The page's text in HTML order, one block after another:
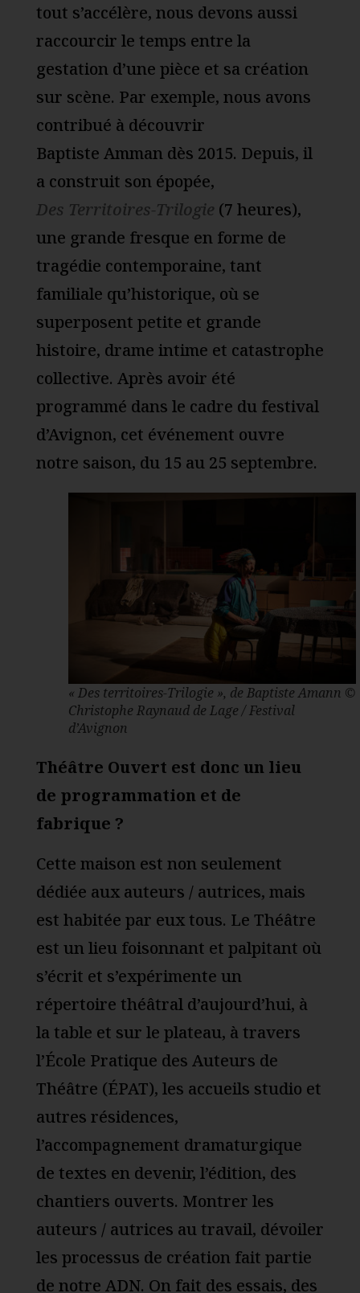
tout s’accélère, nous devons aussi
raccourcir le temps entre la
gestation d’une pièce et sa création
sur scène. Par exemple, nous avons
contribué à découvrir
Baptiste Amman dès 2015. Depuis, il
a construit son épopée,
Des Territoires-Trilogie (7 heures),
une grande fresque en forme de
tragédie contemporaine, tant
familiale qu’historique, où se
superposent petite et grande
histoire, drame intime et catastrophe
collective. Après avoir été
programmé dans le cadre du festival
d’Avignon, cet événement ouvre
notre saison, du 15 au 25 septembre.
« Des territoires-Trilogie », de Baptiste Amann ©
Christophe Raynaud de Lage / Festival
d’Avignon
Théâtre Ouvert est donc un lieu
de programmation et de
fabrique ?
Cette maison est non seulement
dédiée aux auteurs / autrices, mais
est habitée par eux tous. Le Théâtre
est un lieu foisonnant et palpitant où
s’écrit et s’expérimente un
répertoire théâtral d’aujourd’hui, à
la table et sur le plateau, à travers
l’École Pratique des Auteurs de
Théâtre (ÉPAT), les accueils studio et
autres résidences,
l’accompagnement dramaturgique
de textes en devenir, l’édition, des
chantiers ouverts. Montrer les
auteurs / autrices au travail, dévoiler
les processus de création fait partie
de notre ADN. On fait des essais, des